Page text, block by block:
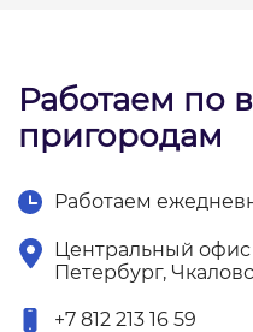
Работаем по
пригородам
Работаем
Центральный офис
Петербург,
+7 812 213 16 59